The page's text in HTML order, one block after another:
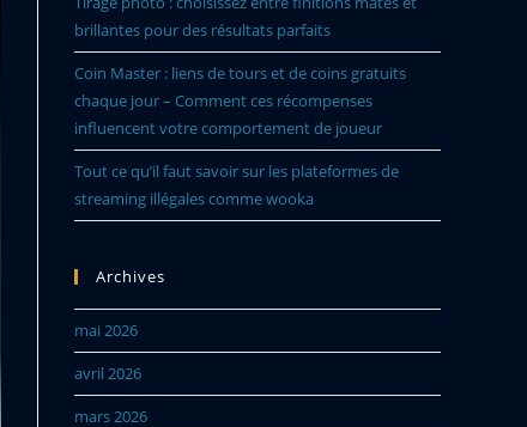
brillantes pour des résultats parfaits
Coin Master : liens de tours et de coins gratuits
chaque jour – Comment ces récompenses
influencent votre comportement de joueur
Tout ce qu’il faut savoir sur les plateformes de
streaming illégales comme wooka
Archives
mai 2026
avril 2026
mars 2026